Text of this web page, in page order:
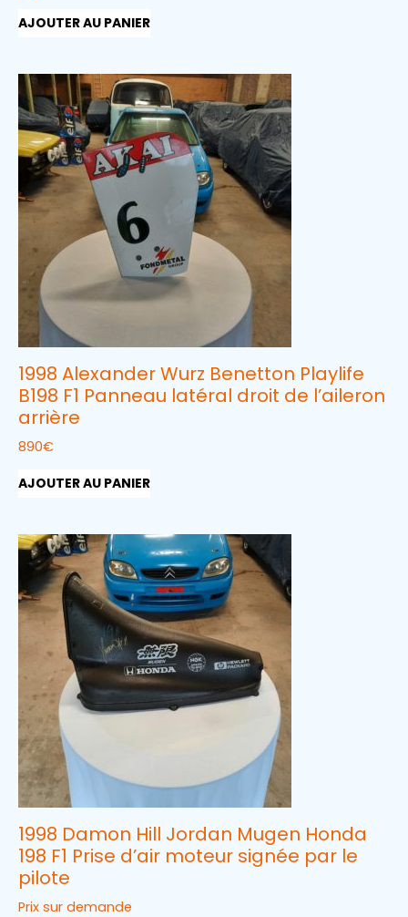
AJOUTER AU PANIER
1998 Alexander Wurz Benetton Playlife
B198 F1 Panneau latéral droit de l’aileron
arrière
890€
AJOUTER AU PANIER
1998 Damon Hill Jordan Mugen Honda
198 F1 Prise d’air moteur signée par le
pilote
Prix sur demande